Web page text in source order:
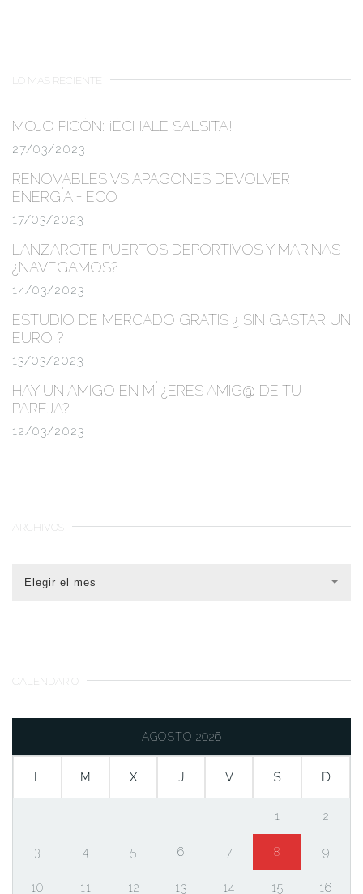
LO MÁS RECIENTE
MOJO PICÓN: ¡ÉCHALE SALSITA!
27/03/2023
RENOVABLES VS APAGONES DEVOLVER
ENERGÍA + ECO
17/03/2023
LANZAROTE PUERTOS DEPORTIVOS Y MARINAS
¿NAVEGAMOS?
14/03/2023
ESTUDIO DE MERCADO GRATIS ¿ SIN GASTAR UN
EURO ?
13/03/2023
HAY UN AMIGO EN MÍ ¿ERES AMIG@ DE TU
PAREJA?
12/03/2023
ARCHIVOS
Elegir el mes
CALENDARIO
AGOSTO 2026
M X J V S D
1 2
3 4 5 6 7 8 9
10 11 12 13 14 15 16